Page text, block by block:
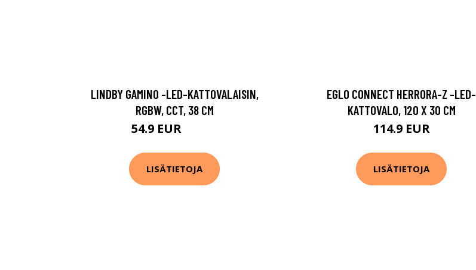
LINDBY GAMINO -LED-KATTOVALAISIN,
RGBW, CCT, 38 CM
54.9 EUR
LISÄTIETOJA
EGLO CONNECT HERRORA-Z -LED-
KATTOVALO, 120 X 30 CM
114.9 EUR
LISÄTIETOJA